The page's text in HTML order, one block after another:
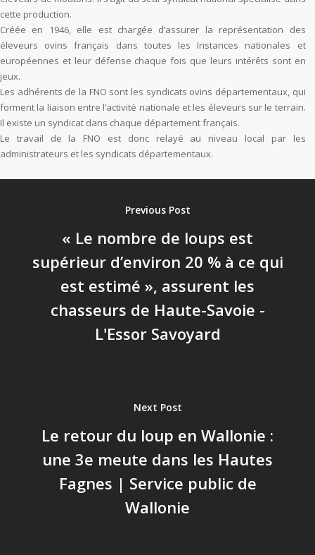
cette production.
Créée en 1946, elle est chargée d’assurer la représentation des
éleveurs ovins français dans toutes les Instances nationales et
européennes et leur défense chaque fois que leurs intérêts sont en
jeux.
Les adhérents de la FNO sont les syndicats ovins départementaux, qui
forment la liaison entre l’activité nationale et les éleveurs sur le terrain.
Il existe un syndicat dans chaque département français.
Le travail de la FNO est donc relayé au niveau local par les
administrateurs et les syndicats départementaux.
Previous Post
« Le nombre de loups est
supérieur d’environ 20 % à ce qui
est estimé », assurent les
chasseurs de Haute-Savoie -
L'Essor Savoyard
Next Post
Le retour du loup en Wallonie :
une 3e meute dans les Hautes
Fagnes | Service public de
Wallonie